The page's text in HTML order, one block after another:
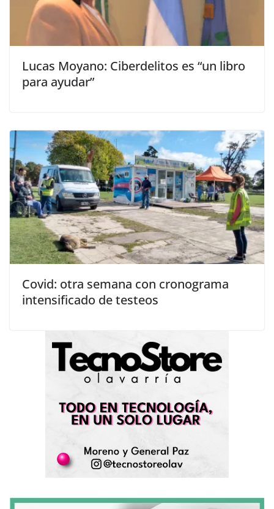
Lucas Moyano: Ciberdelitos es “un libro
para ayudar”
Covid: otra semana con cronograma
intensificado de testeos